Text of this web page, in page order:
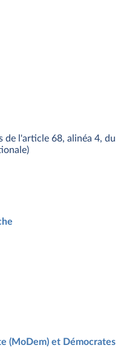
de l'article 68, alinéa 4, du
(MoDem) et Démocrates